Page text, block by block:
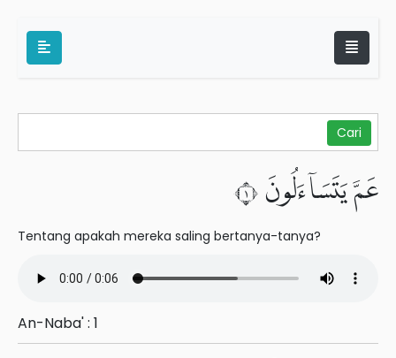
عَمَّ يَتَسَآءَلُونَ ١
Tentang apakah mereka saling bertanya-tanya?
An-Naba' : 1